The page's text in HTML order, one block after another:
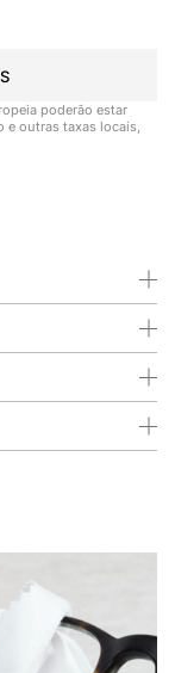
poderão estar
e outras taxas locais,